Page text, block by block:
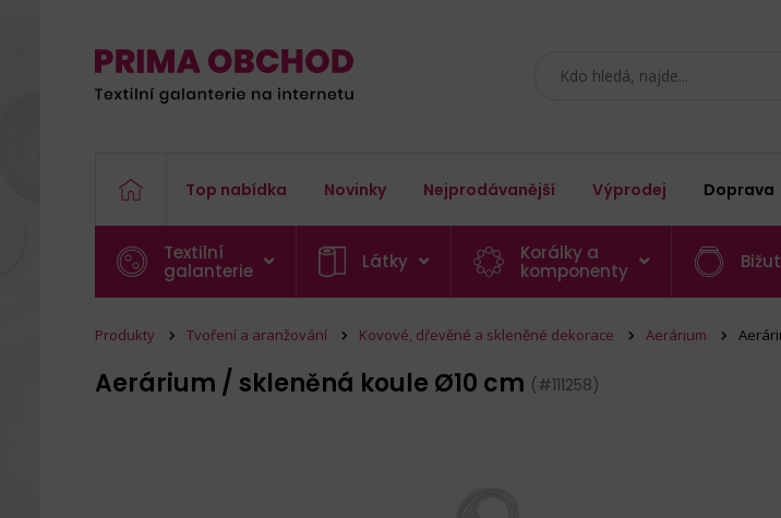
Top nabídka Novinky Nejprodávanější Výprodej Doprava
Textilní
galanterie
Látky
Korálky a
komponenty
Produkty Tvoření a aranžování Kovové, dřevěné a skleněné dekorace Aerárium
Aerárium / skleněná koule Ø10 cm (#111258)